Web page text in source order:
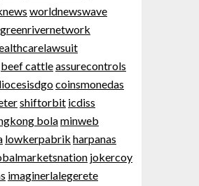
worldnewswave
greenrivernetwork
beef cattleassurecontrols
coinsmonedas
shiftorbit icdiss
bolaminweb
lowkerpabrik harpanas
jokercoy
imaginerlalegerete